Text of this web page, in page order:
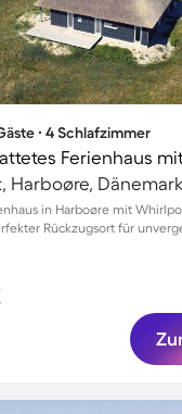
∙ 4 Schlafzimmer
Harboøre,
in Harboøre mit
Rückzugsort für